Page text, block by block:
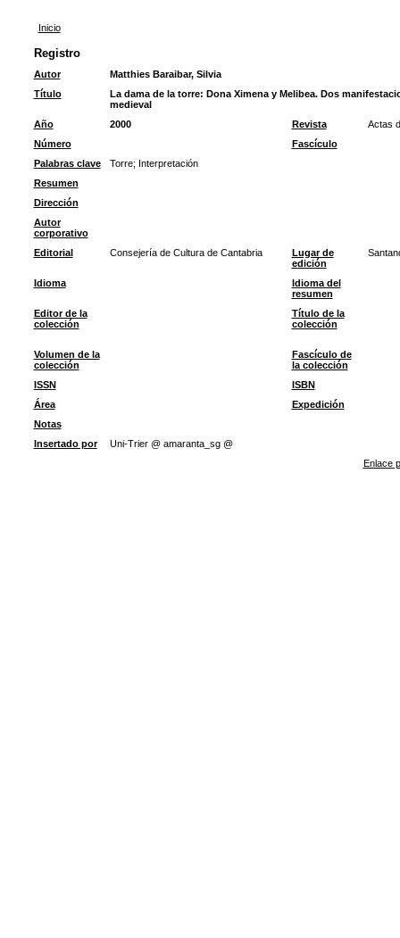
Inicio
Registro
Autor
Matthies Baraibar, Silvia
Título
La dama de la torre: Dona Ximena y Melibea. Dos
medieval
Año
2000 Revista
Actas
Número
Fascículo
Palabras clave
Torre; Interpretación
Resumen
Dirección
Autor
corporativo
Editorial
Consejería de Cultura de Cantabria
Lugar de
edición
Idioma
Idioma del
resumen
Editor de la
colección
Título de la
colección
Volumen de la
colección
Fascículo de
la colección
ISSN
ISBN
Área
Expedición
Notas
Insertado por
Uni-Trier @ amaranta_sg @
Enlace